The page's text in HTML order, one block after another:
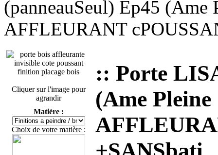
(panneauSeul) Ep45 (Ame
AFFLEURANT
Cliquer sur l'image pour
agrandir
Matière :
Choix de votre matière :
:: Porte
(Ame Pleine